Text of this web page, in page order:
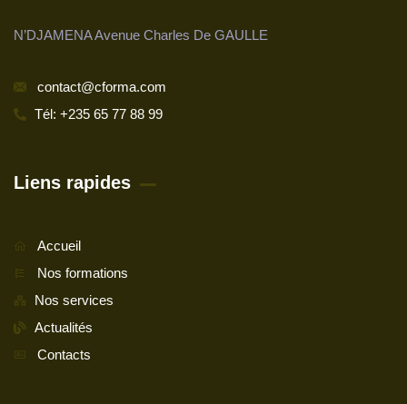
N’DJAMENA Avenue Charles De GAULLE
contact@cforma.com
Tél: +235 65 77 88 99
Liens rapides
Accueil
Nos formations
Nos services
Actualités
Contacts